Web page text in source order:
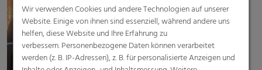
Wir verwenden Cookies und andere Technologien auf unserer
Website. Einige von ihnen sind essenziell, während andere uns
helfen, diese Website und Ihre Erfahrung zu
verbessern. Personenbezogene Daten können verarbeitet
werden (z. B. IP-Adressen), z. B. für personalisierte Anzeigen und